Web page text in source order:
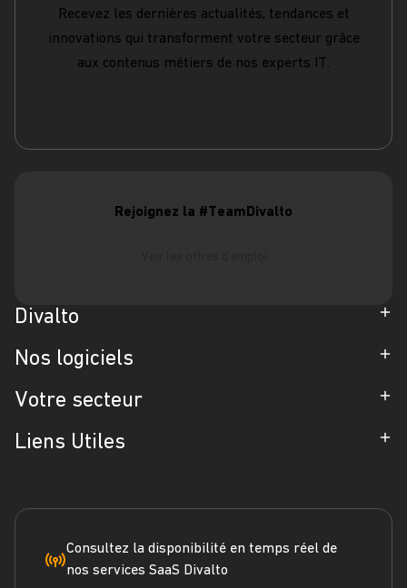
Recevez les dernières actualités, tendances et
innovations qui transforment votre secteur grâce
aux contenus métiers de nos experts IT.
Rejoignez la #TeamDivalto
Divalto
Entreprise
Partenaires
Blog
Engagement RSE
Nos logiciels
ERP
CRM
Votre secteur
Industrie
Liens Utiles
Marketplace
Dossier ERP
Consultez la disponibilité en temps réel de
nos services SaaS Divalto